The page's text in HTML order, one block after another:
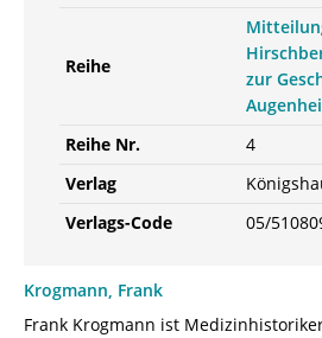
Reihe
zur
Reihe Nr.
4
Verlag
Verlags-Code
05/
Krogmann, Frank
Frank Krogmann ist